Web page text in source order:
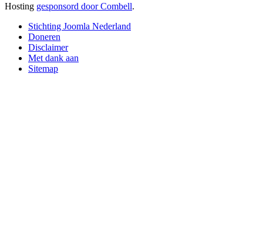
Hosting gesponsord door Combell.
Stichting Joomla Nederland
Doneren
Disclaimer
Met dank aan
Sitemap